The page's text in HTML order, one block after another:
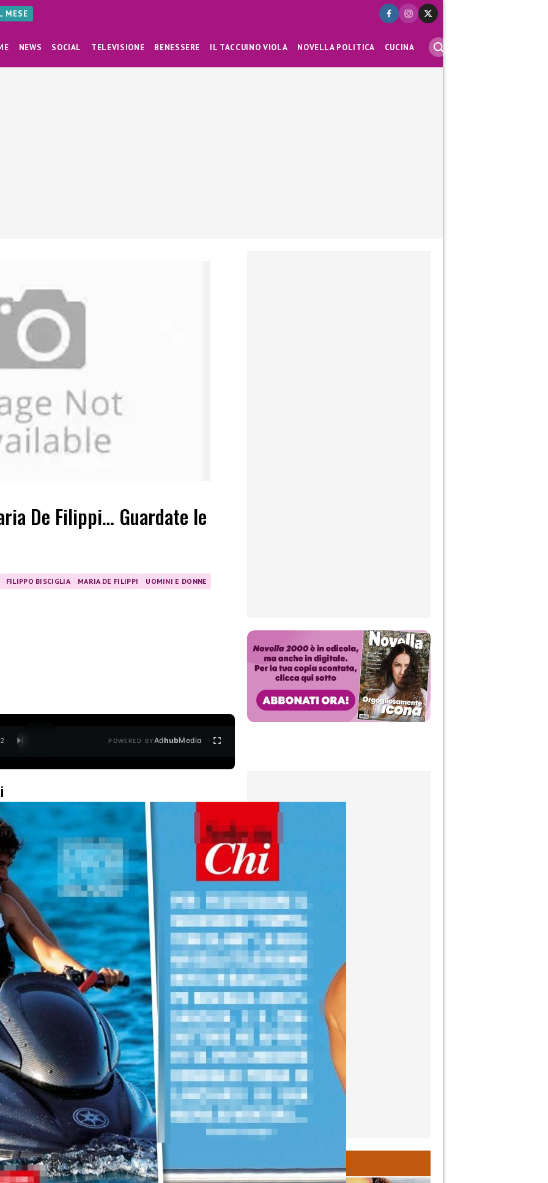
MESE
NEWS SOCIAL TELEVISIONE BENESSERE IL TACCUINO VIOLA NOVELLA POLITICA CUCINA
De Filippi… Guardate le
FILIPPO BISCIGLIA MARIA DE FILIPPI UOMINI E DONNE
2 POWERED BYAdhubMedia
CUCINA